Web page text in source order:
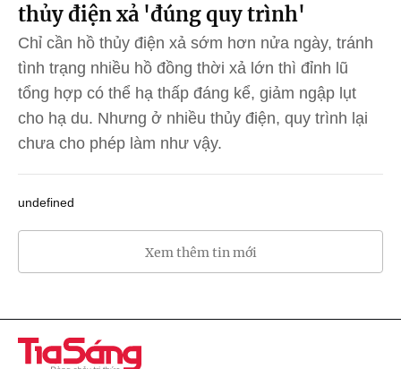
thủy điện xả 'đúng quy trình'
Chỉ cần hồ thủy điện xả sớm hơn nửa ngày, tránh
tình trạng nhiều hồ đồng thời xả lớn thì đỉnh lũ
tổng hợp có thể hạ thấp đáng kể, giảm ngập lụt
cho hạ du. Nhưng ở nhiều thủy điện, quy trình lại
chưa cho phép làm như vậy.
undefined
Xem thêm tin mới